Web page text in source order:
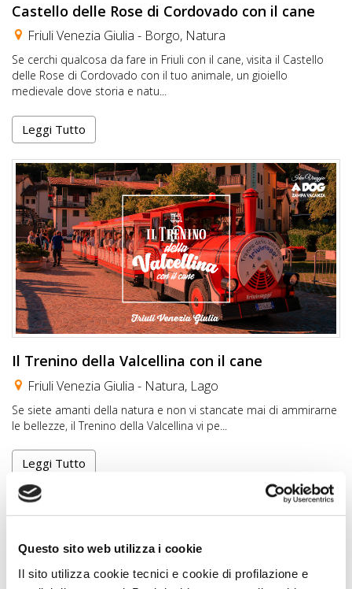
Questo sito web utilizza i cookie
Il sito utilizza cookie tecnici e cookie di profilazione e
Castello delle Rose di Cordovado con il cane
Friuli Venezia Giulia - Borgo, Natura
Se cerchi qualcosa da fare in Friuli con il cane, visita il Castello
delle Rose di Cordovado con il tuo animale, un gioiello
medievale dove storia e natu...
Leggi Tutto
Il Trenino della Valcellina con il cane
Friuli Venezia Giulia - Natura, Lago
Se siete amanti della natura e non vi stancate mai di ammirarne
le bellezze, il Trenino della Valcellina vi pe...
Leggi Tutto